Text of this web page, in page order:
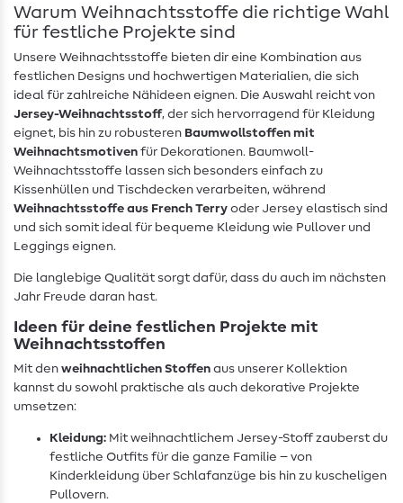
Warum Weihnachtsstoffe die richtige Wahl
für festliche Projekte sind
Unsere Weihnachtsstoffe bieten dir eine Kombination aus
festlichen Designs und hochwertigen Materialien, die sich
ideal für zahlreiche Nähideen eignen. Die Auswahl reicht von
Jersey-Weihnachtsstoff, der sich hervorragend für Kleidung
eignet, bis hin zu robusteren Baumwollstoffen mit
Weihnachtsmotiven für Dekorationen. Baumwoll-
Weihnachtsstoffe lassen sich besonders einfach zu
Kissenhüllen und Tischdecken verarbeiten, während
Weihnachtsstoffe aus French Terry oder Jersey elastisch sind
und sich somit ideal für bequeme Kleidung wie Pullover und
Leggings eignen.
Die langlebige Qualität sorgt dafür, dass du auch im nächsten
Jahr Freude daran hast.
Ideen für deine festlichen Projekte mit
Weihnachtsstoffen
Mit den weihnachtlichen Stoffen aus unserer Kollektion
kannst du sowohl praktische als auch dekorative Projekte
umsetzen:
Kleidung: Mit weihnachtlichem Jersey-Stoff zauberst du
festliche Outfits für die ganze Familie – von
Kinderkleidung über Schlafanzüge bis hin zu kuscheligen
Pullovern.